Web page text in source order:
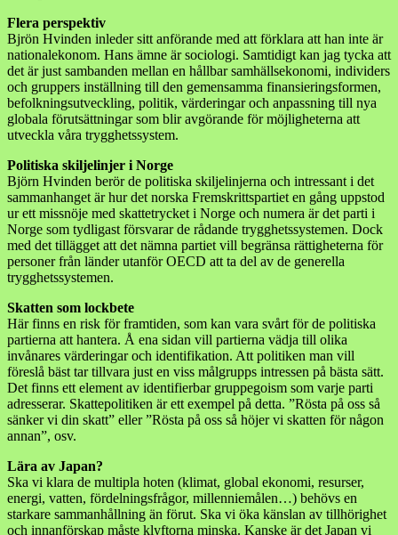
Flera perspektiv
Bjrön Hvinden inleder sitt anförande med att förklara att han inte är
nationalekonom. Hans ämne är sociologi. Samtidigt kan jag tycka att
det är just sambanden mellan en hållbar samhällsekonomi, individers
och gruppers inställning till den gemensamma finansieringsformen,
befolkningsutveckling, politik, värderingar och anpassning till nya
globala förutsättningar som blir avgörande för möjligheterna att
utveckla våra trygghetssystem.
Politiska skiljelinjer i Norge
Björn Hvinden berör de politiska skiljelinjerna och intressant i det
sammanhanget är hur det norska Fremskrittspartiet en gång uppstod
ur ett missnöje med skattetrycket i Norge och numera är det parti i
Norge som tydligast försvarar de rådande trygghetssystemen. Dock
med det tillägget att det nämna partiet vill begränsa rättigheterna för
personer från länder utanför OECD att ta del av de generella
trygghetssystemen.
Skatten som lockbete
Här finns en risk för framtiden, som kan vara svårt för de politiska
partierna att hantera. Å ena sidan vill partierna vädja till olika
invånares värderingar och identifikation. Att politiken man vill
föreslå bäst tar tillvara just en viss målgrupps intressen på bästa sätt.
Det finns ett element av identifierbar gruppegoism som varje parti
adresserar. Skattepolitiken är ett exempel på detta. ”Rösta på oss så
sänker vi din skatt” eller ”Rösta på oss så höjer vi skatten för någon
annan”, osv.
Lära av Japan?
Ska vi klara de multipla hoten (klimat, global ekonomi, resurser,
energi, vatten, fördelningsfrågor, millenniemålen…) behövs en
starkare sammanhållning än förut. Ska vi öka känslan av tillhörighet
och innanförskap måste klyftorna minska. Kanske är det Japan vi